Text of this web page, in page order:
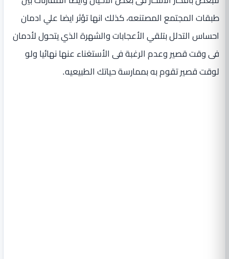
طبقات المجتمع المصتنعه، كذلك انها تؤثر ايضا علي ادمان
احساس التدلل بتلقي الأعجابات والشهرة الذي يتحول لأدمان
فى وقت قصير وعدم الرغبة فى الأستغناء عنها نهائيا ولو
لوقت قصير تقوم به بممارسة حياتك الطبيعيه.